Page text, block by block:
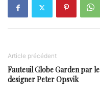
Article précédent
Fauteuil Globe Garden par le
designer Peter Opsvik